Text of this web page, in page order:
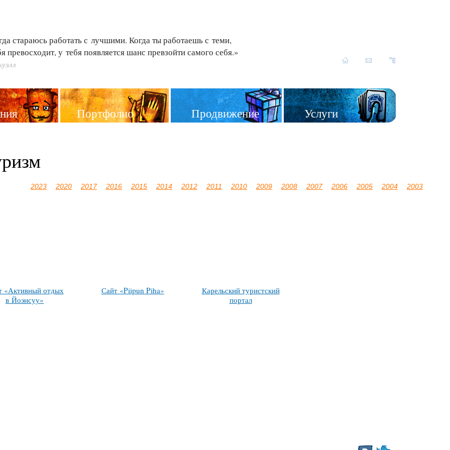
стараюсь работать с лучшими. Когда ты работаешь с теми,
превосходит, у тебя появляется шанс превзойти самого себя.»
Портфолио Продвижение Услуги
2023 2020 2017 2016 2015 2014 2012 2011 2010 2009 2008 2007 2006 2005 2004 2003
«Активный отдых
в Йоэнсуу»
Сайт «Piipun Piha»
Карельский туристский
портал